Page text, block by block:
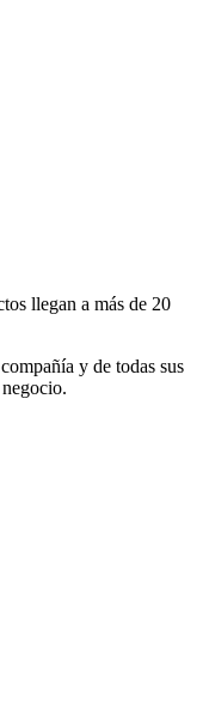
llegan a más de 20
y de todas sus